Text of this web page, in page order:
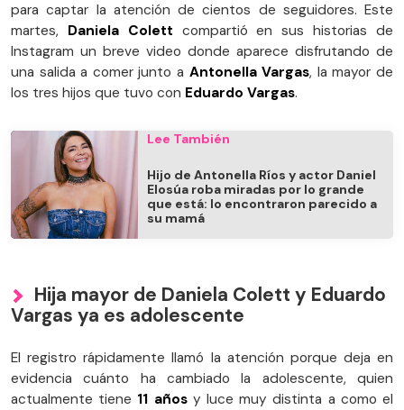
para captar la atención de cientos de seguidores. Este
martes, Daniela Colett compartió en sus historias de
Instagram un breve video donde aparece disfrutando de
una salida a comer junto a Antonella Vargas, la mayor de
los tres hijos que tuvo con Eduardo Vargas.
Lee También
Hijo de Antonella Ríos y actor Daniel
Elosúa roba miradas por lo grande
que está: lo encontraron parecido a
su mamá
Hija mayor de Daniela Colett y Eduardo
Vargas ya es adolescente
El registro rápidamente llamó la atención porque deja en
evidencia cuánto ha cambiado la adolescente, quien
actualmente tiene 11 añosy luce muy distinta a como el